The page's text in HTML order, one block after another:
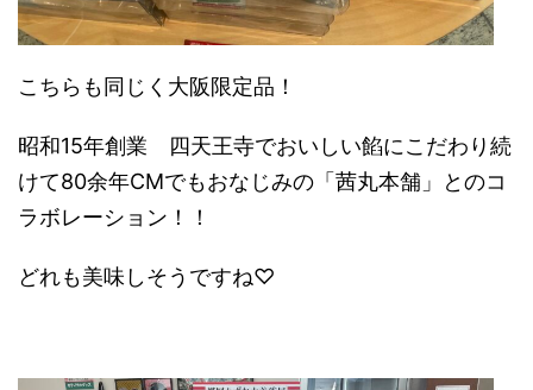
こちらも同じく大阪限定品！
昭和15年創業 四天王寺でおいしい餡にこだわり続
けて80余年CMでもおなじみの「茜丸本舗」とのコ
ラボレーション！！
どれも美味しそうですね♡